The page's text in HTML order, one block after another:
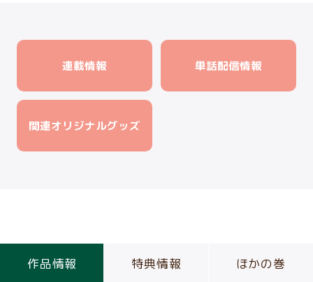
連載情報 単話配信情報
関連オリジナルグッズ
作品情報 特典情報 ほかの巻